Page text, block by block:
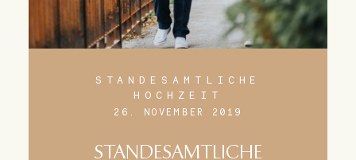
STANDESAMTLICHE
HOCHZEIT
26. NOVEMBER 2019
STANDESAMTLICHE